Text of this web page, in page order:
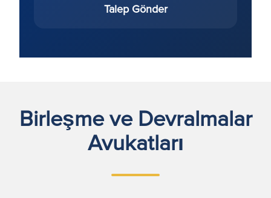
Talep Gönder
Birleşme ve Devralmalar
Avukatları